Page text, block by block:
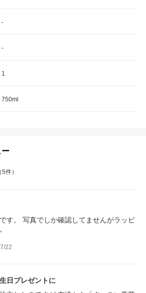
-
-
1
750ml
ー
（5件）
す。 写真でしか確認してませんがラッピ
22
日プレゼントに